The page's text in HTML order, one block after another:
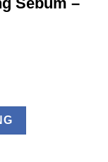
Acnestil PB